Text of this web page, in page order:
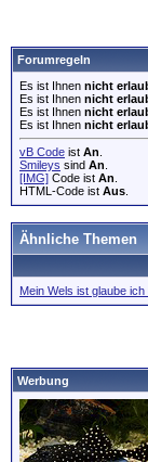
Forumregeln
Es ist Ihnen nicht
Es ist Ihnen nicht
Es ist Ihnen nicht
Es ist Ihnen nicht
vB Code ist An
Smileys sind An
[IMG] Code ist An
HTML-Code ist Aus
Ähnliche Themen
Mein Wels ist glaube ich
Werbung